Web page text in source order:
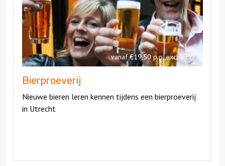
vanaf €19,50 p.p. excl BTW
Bierproeverij
Nieuwe bieren leren kennen tijdens een bierproeverij
in Utrecht